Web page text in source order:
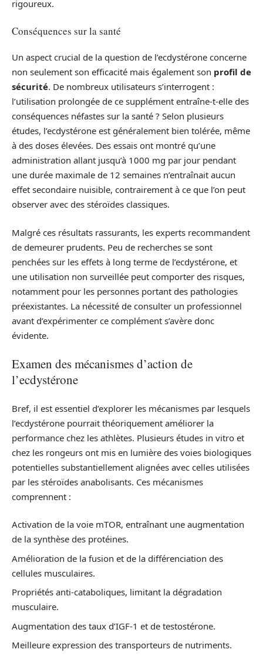
rigoureux.
Conséquences sur la santé
Un aspect crucial de la question de l’ecdystérone concerne
non seulement son efficacité mais également son profil de
sécurité. De nombreux utilisateurs s’interrogent :
l’utilisation prolongée de ce supplément entraîne-t-elle des
conséquences néfastes sur la santé ? Selon plusieurs
études, l’ecdystérone est généralement bien tolérée, même
à des doses élevées. Des essais ont montré qu’une
administration allant jusqu’à 1000 mg par jour pendant
une durée maximale de 12 semaines n’entraînait aucun
effet secondaire nuisible, contrairement à ce que l’on peut
observer avec des stéroïdes classiques.
Malgré ces résultats rassurants, les experts recommandent
de demeurer prudents. Peu de recherches se sont
penchées sur les effets à long terme de l’ecdystérone, et
une utilisation non surveillée peut comporter des risques,
notamment pour les personnes portant des pathologies
préexistantes. La nécessité de consulter un professionnel
avant d’expérimenter ce complément s’avère donc
évidente.
Examen des mécanismes d’action de
l’ecdystérone
Bref, il est essentiel d’explorer les mécanismes par lesquels
l’ecdystérone pourrait théoriquement améliorer la
performance chez les athlètes. Plusieurs études in vitro et
chez les rongeurs ont mis en lumière des voies biologiques
potentielles substantiellement alignées avec celles utilisées
par les stéroïdes anabolisants. Ces mécanismes
comprennent :
Activation de la voie mTOR, entraînant une augmentation
de la synthèse des protéines.
Amélioration de la fusion et de la différenciation des
cellules musculaires.
Propriétés anti-cataboliques, limitant la dégradation
musculaire.
Augmentation des taux d’IGF-1 et de testostérone.
Meilleure expression des transporteurs de nutriments.